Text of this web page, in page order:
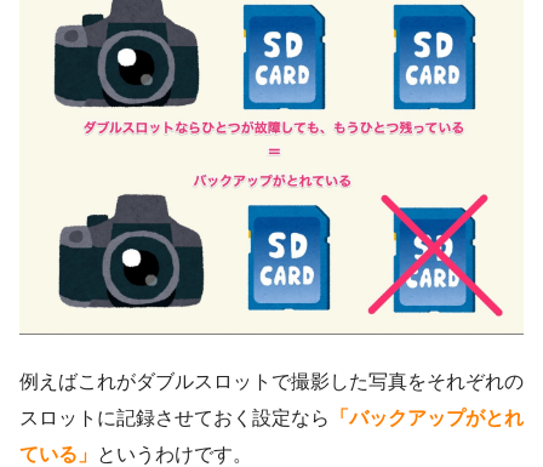
例えばこれがダブルスロットで撮影した写真をそれぞれの
スロットに記録させておく設定なら
「バックアップがとれ
ている」 というわけです。